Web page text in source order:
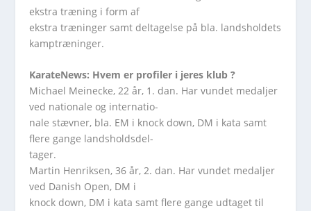
ekstra træning i form af
ekstra træninger samt deltagelse på bla. landsholdets
kamptræninger.
KarateNews: Hvem er profiler i jeres klub ?
Michael Meinecke, 22 år, 1. dan. Har vundet medaljer
ved nationale og internatio-
nale stævner, bla. EM i knock down, DM i kata samt
flere gange landsholdsdel-
tager.
Martin Henriksen, 36 år, 2. dan. Har vundet medaljer
ved Danish Open, DM i
knock down, DM i kata samt flere gange udtaget til